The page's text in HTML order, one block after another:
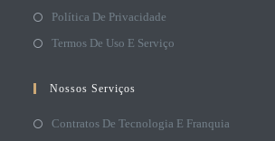
Política De Privacidade
Termos De Uso E Serviço
Nossos Serviços
Contratos De Tecnologia E Franquia